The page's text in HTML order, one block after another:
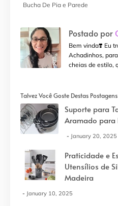
Bucha De Pia e Parede
Postado por
Bem vinda❣️ Eu
Achadinhos,
cheias de estilo,
Talvez Você Goste Destas Postagens
Suporte para
Aramado para
January 20, 2025
Praticidade e
Utensílios de
Madeira
January 10, 2025